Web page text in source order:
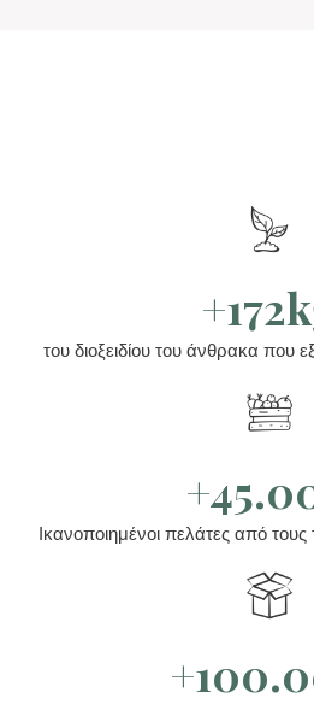
του διοξειδίου του άνθρακα που
Ικανοποιημένοι πελάτες από τους